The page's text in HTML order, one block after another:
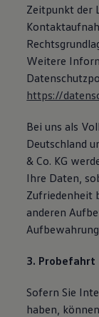
Zeitpunkt der
Weitere
https://
Bei uns als
Deutschland
& Co. KG
Ihre Daten,
Zufriedenheit
anderen
3. Probefahrt
Sofern Sie
haben,